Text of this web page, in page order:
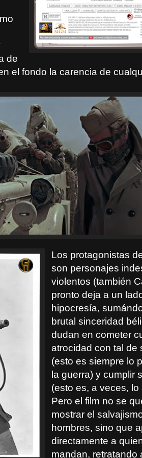
de
el fondo la carencia de
Los protagonistas
son personajes
violentos (también
pronto deja a un
hipocresía,
brutal sinceridad
dudan en cometer
atrocidad con tal de
(esto es siempre lo
la guerra) y cumplir
(esto es, a veces, lo
Pero el film no se
mostrar el
hombres, sino que
directamente a
mandan, retratando